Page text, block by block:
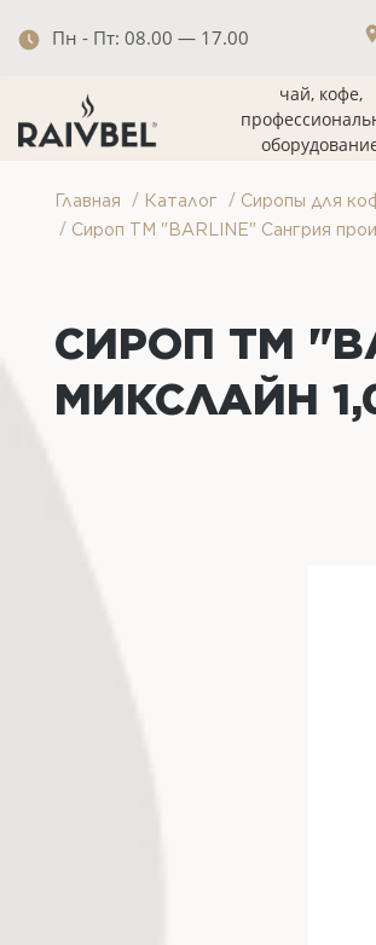
Пн - Пт: 08.00 — 17.00
чай, кофе,
Главная / Каталог / Сиропы для
/ Сироп ТМ "BARLINE" Сангрия
СИРОП ТМ
МИКСЛАЙН